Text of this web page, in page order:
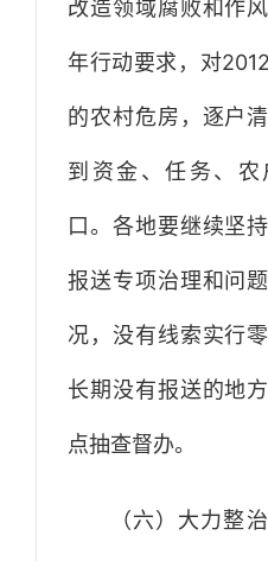
改造领域腐败和作
年行动要求，对
的农村危房，逐户
到资金、任务、农
口。各地要继续坚
报送专项治理和问
况，没有线索实行
长期没有报送的地
点抽查督办。
（六）大力整